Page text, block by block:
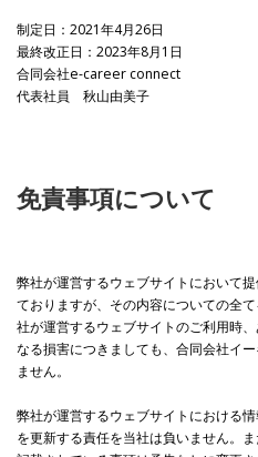
制定日：2021年4月26日
最終改正日：2023年8月1日
合同会社e-career connect
代表社員 秋山由美子
免責事項について
弊社が運営するウェブサイトにおいて
ておりますが、その内容についての全
社が運営するウェブサイトのご利用時
なる損害につきましても、合同会社イ
ません。
弊社が運営するウェブサイトにおける
を更新する責任を当社は負いません。